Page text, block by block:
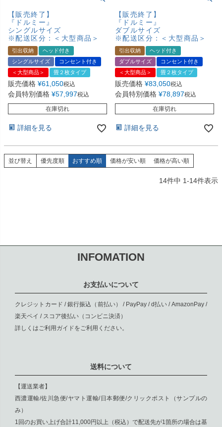
【販売終了】
『ドルミー』
シングルサイズ
※配送区分：＜大型商品＞
引出収納
ヘッド付き
シングルサイズ
コンセント付き
＜大型商品＞
畳２枚タイプ
販売価格 ¥61,050税込
会員特別価格 ¥57,997税込
在庫切れ
詳細を見る
【販売終了】
『ドルミー』
ダブルサイズ
※配送区分：＜大型商品＞
引出収納
ヘッド付き
ダブルサイズ
コンセント付き
＜大型商品＞
畳２枚タイプ
販売価格 ¥83,050税込
会員特別価格 ¥78,897税込
在庫切れ
詳細を見る
並び替え 優先度順 おすすめ順 価格が安い順 価格が高い順
14件中 1-14件表示
INFOMATION
お支払いについて
クレジットカード / 銀行振込（前払い） / PayPay / d払い / AmazonPay /
楽天ペイ / スコア後払い（コンビニ決済）
詳しくはご利用ガイドをご利用ください。
送料について
【運送業者】
西濃運輸/佐川急便/ヤマト運輸/日本郵便/クリックポスト（サンプルの
み）
1回のお買い上げ合計11,000円以上（税込）で配送先が1箇所の場合は基